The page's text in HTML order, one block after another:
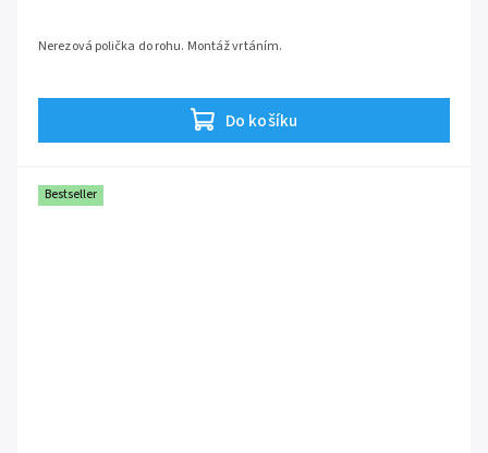
Do košíku
Nerezová polička do rohu. Montáž vrtáním.
Bestseller